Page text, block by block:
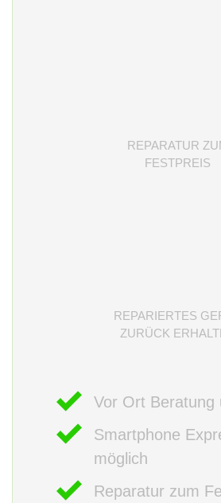
REPARATUR
FESTPREIS
REPARIERTES
ZURÜCK
Vor Ort Beratung
Smartphone
möglich
Reparatur zum